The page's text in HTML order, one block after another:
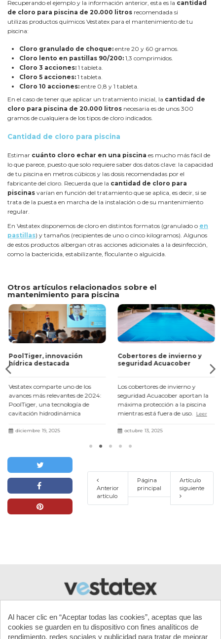
Recuperando el ejemplo y la información anterior, esta es la cantidad
de cloro para piscina de 20.000 litros recomendada si
utilizas productos químicos Vestatex para el mantenimiento de tu
piscina:
Cloro granulado de choque: entre 20 y 60 gramos.
Cloro lento en pastillas 90/200: 1,3 comprimidos.
Cloro 3 acciones: 1 tableta.
Cloro 5 acciones: 1 tableta.
Cloro 10 acciones: entre 0,8 y 1 tableta.
En el caso de tener que aplicar un tratamiento inicial, la cantidad de
cloro para piscina de 20.000 litros necesaria es de unos 300
gramos de cualquiera de los tipos de cloro indicados.
Cantidad de cloro para piscina
Estimar cuánto cloro echar en una piscina es mucho más fácil de
lo que parece, puesto que solo requiere saber dos datos clave: la capacidad
de tu piscina en metros cúbicos y las dosis recomendadas por el
fabricante del cloro. Recuerda que la cantidad de cloro para
piscinas varían en función del tratamiento que se aplica, es decir, si se
trata de la puesta en marcha de la instalación o de su mantenimiento
regular.
En Vestatex disponemos de cloro en distintos formatos (granulado o en
pastillas) y tamaños (recipientes de uno o cinco kilogramos). Algunos
de estos productos albergan otras acciones adicionales a la desinfección,
como la bactericida, estabilizante, floculante o alguicida.
Otros artículos relacionados sobre el
mantenimiento para piscina
PoolTiger, innovación
hídrica destacada
Vestatex comparte uno de los
avances más relevantes de 2024:
PoolTiger, una tecnología de
cavitación hidrodinámica
Turisme con resultados un 71 %
diciembre 19, 2025
Cobertores de invierno y
seguridad Acuacober
Los cobertores de invierno y
seguridad Acuacober aportan la
máxima protección a la piscina
mientras está fuera de uso.
Leer
octubre 13, 2025
Anterior
artículo
Página
principal
Artículo
siguiente
Al hacer clic en “Aceptar todas las cookies”, aceptas que las
cookies se guarden en tu dispositivo con fines analíticos de
rendimiento, redes sociales y publicidad para tratar de mejorar